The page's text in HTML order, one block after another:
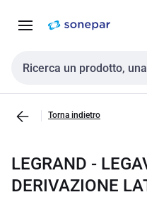
navigazione alla
Cerca input
Torna indietro
LEGRAND -
DERIVAZIONE